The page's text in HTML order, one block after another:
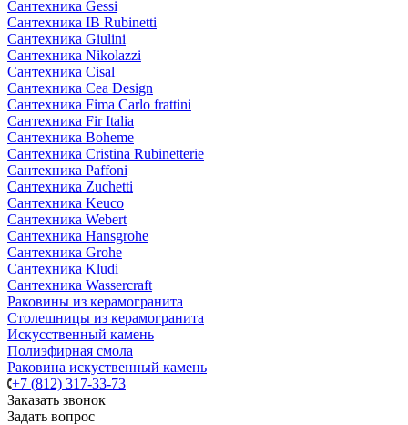
Сантехника Gessi
Сантехника IB Rubinetti
Сантехника Giulini
Сантехника Nikolazzi
Сантехника Cisal
Сантехника Cea Design
Сантехника Fima Carlo frattini
Сантехника Fir Italia
Сантехника Boheme
Сантехника Cristina Rubinetterie
Сантехника Paffoni
Сантехника Zuchetti
Сантехника Keuco
Сантехника Webert
Сантехника Hansgrohe
Сантехника Grohe
Сантехника Kludi
Сантехника Wassercraft
Раковины из керамогранита
Столешницы из керамогранита
Искусственный камень
Полиэфирная смола
Раковина искуственный камень
+7 (812) 317-33-73
Заказать звонок
Задать вопрос